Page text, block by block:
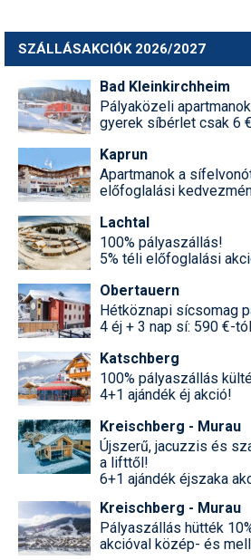
SZÁLLÁSAKCIÓK 2026/2027
Bad Kleinkirchheim
Pályaközeli
gyerek síbérlet csak 6
Kaprun
Apartmanok a
előfoglalási
Lachtal
100% pályaszállás!
5% téli előfoglalási
Obertauern
Hétköznapi sícsomag
4 éj + 3 nap sí: 590 €-
Katschberg
100% pályaszállás
4+1 ajándék éj akció!
Kreischberg - Murau
Újszerű, jacuzzis és
a lifttől!
6+1 ajándék éjszaka
Kreischberg - Murau
Pályaszállás hütték
akcióval közép- és